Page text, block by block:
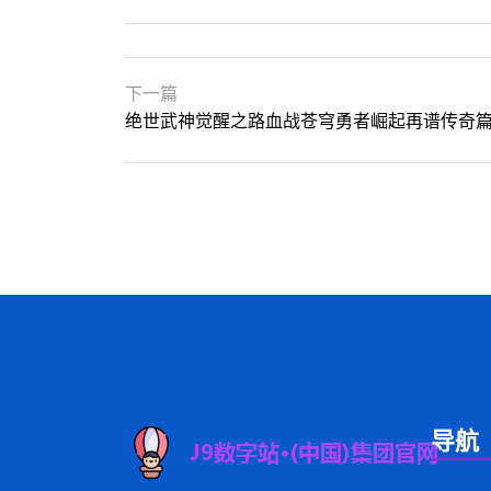
下一篇
绝世武神觉醒之路血战苍穹勇者崛起再谱传奇
导航